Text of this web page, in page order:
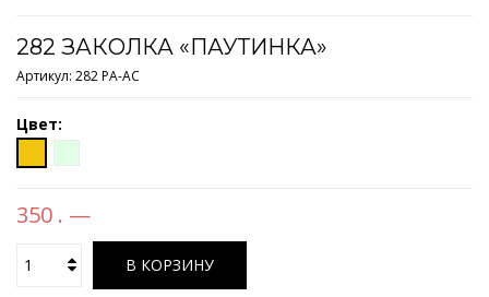
282 ЗАКОЛКА «ПАУТИНКА»
Артикул: 282 PA-AC
Цвет:
350 . —
В КОРЗИНУ